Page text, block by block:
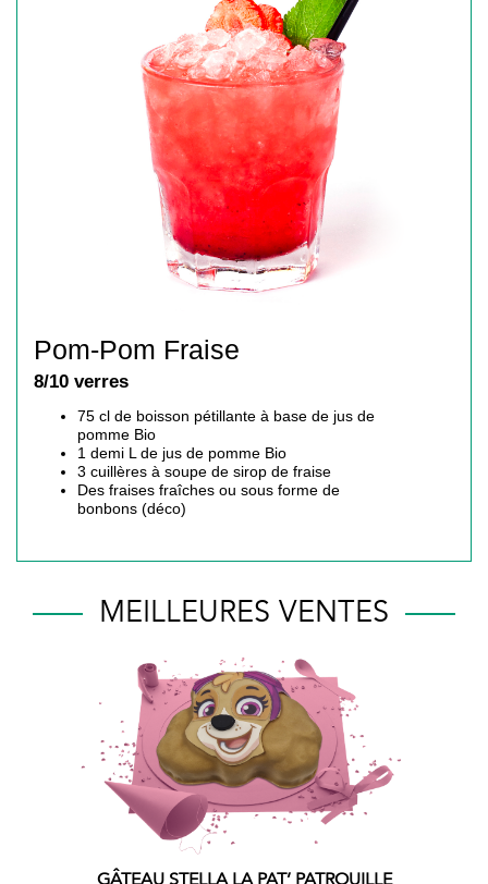
Pom-Pom Fraise
8/10 verres
75 cl de boisson pétillante à base de jus de
pomme Bio
1 demi L de jus de pomme Bio
3 cuillères à soupe de sirop de fraise
Des fraises fraîches ou sous forme de
bonbons (déco)
MEILLEURES VENTES